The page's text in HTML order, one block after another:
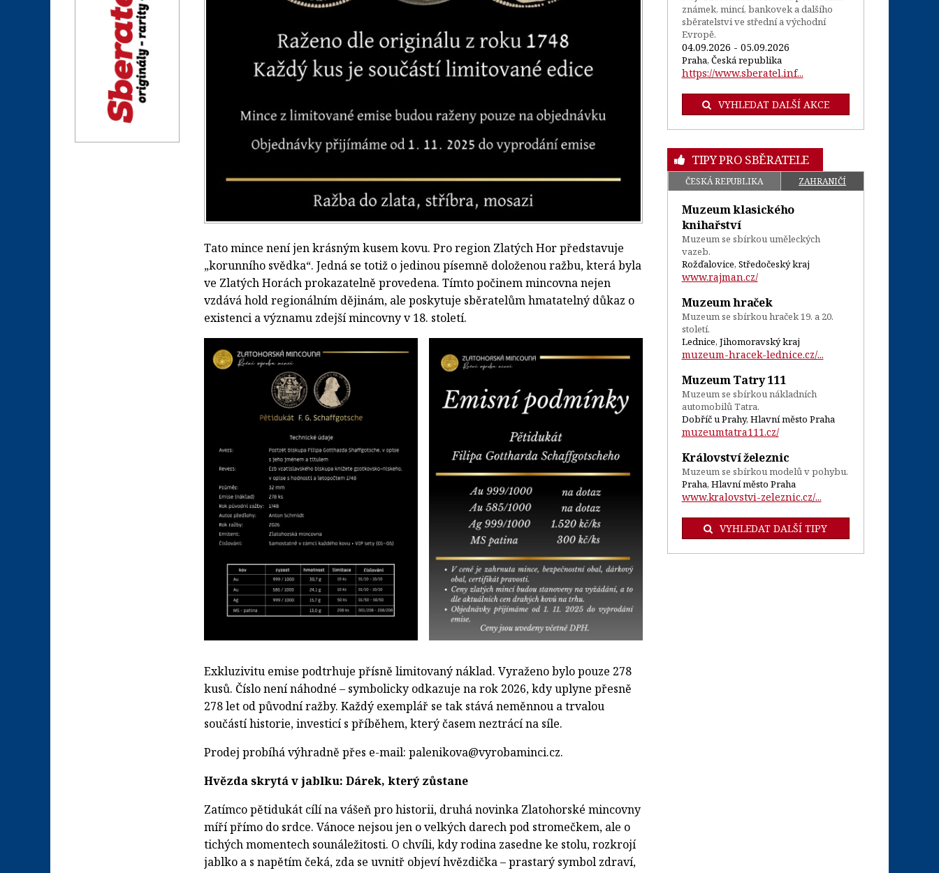
Tato mince není jen krásným kusem kovu. Pro region Zlatých Hor představuje
„korunního svědka“. Jedná se totiž o jedinou písemně doloženou ražbu, která byla
ve Zlatých Horách prokazatelně provedena. Tímto počinem mincovna nejen
vzdává hold regionálním dějinám, ale poskytuje sběratelům hmatatelný důkaz o
existenci a významu zdejší mincovny v 18. století.
Exkluzivitu emise podtrhuje přísně limitovaný náklad. Vyraženo bylo pouze 278
kusů. Číslo není náhodné – symbolicky odkazuje na rok 2026, kdy uplyne přesně
278 let od původní ražby. Každý exemplář se tak stává neměnnou a trvalou
součástí historie, investicí s příběhem, který časem neztrácí na síle.
Prodej probíhá výhradně přes e-mail: palenikova@vyrobaminci.cz.
Hvězda skrytá v jablku: Dárek, který zůstane
Zatímco pětidukát cílí na vášeň pro historii, druhá novinka Zlatohorské mincovny
míří přímo do srdce. Vánoce nejsou jen o velkých darech pod stromečkem, ale o
tichých momentech sounáležitosti. O chvíli, kdy rodina zasedne ke stolu, rozkrojí
jablko a s napětím čeká, zda se uvnitř objeví hvězdička – prastarý symbol zdraví,
známek, mincí, bankovek a dalšího
sběratelstvi ve střední a východní
Evropě.
04.09.2026 - 05.09.2026
Praha, Česká republika
https://www.sberatel.inf...
VYHLEDAT DALŠÍ AKCE
TIPY PRO SBĚRATELE
ČESKÁ REPUBLIKA ZAHRANIČÍ
Muzeum klasického
knihařství
Muzeum se sbírkou uměleckých
vazeb.
Rožďalovice, Středočeský kraj
www.rajman.cz/
Muzeum hraček
Muzeum se sbírkou hraček 19. a 20.
století.
Lednice, Jihomoravský kraj
muzeum-hracek-lednice.cz/...
Muzeum Tatry 111
Muzeum se sbírkou nákladních
automobilů Tatra.
Dobříč u Prahy, Hlavní město Praha
muzeumtatra111.cz/
Království železnic
Muzeum se sbírkou modelů v pohybu.
Praha, Hlavní město Praha
www.kralovstvi-zeleznic.cz/...
VYHLEDAT DALŠÍ TIPY